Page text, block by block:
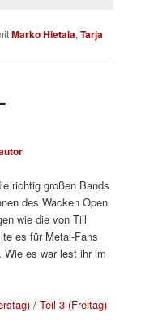
Marko Hietala,Tarja
richtig großen Bands
des Wacken Open
wie die von Till
es für Metal-Fans
Wie es war lest ihr im
/Teil 3 (Freitag)